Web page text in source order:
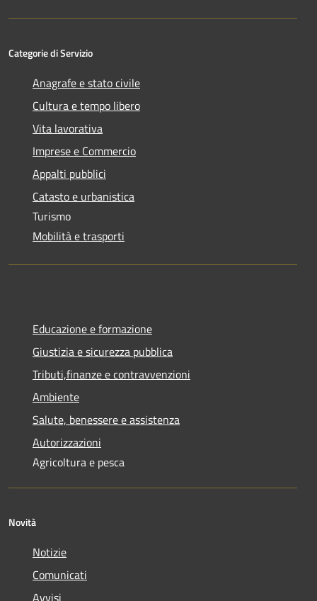
Categorie di Servizio
Anagrafe e stato civile
Cultura e tempo libero
Vita lavorativa
Imprese e Commercio
Appalti pubblici
Catasto e urbanistica
Turismo
Mobilità e trasporti
Educazione e formazione
Giustizia e sicurezza pubblica
Tributi,finanze e contravvenzioni
Ambiente
Salute, benessere e assistenza
Autorizzazioni
Agricoltura e pesca
Novità
Notizie
Comunicati